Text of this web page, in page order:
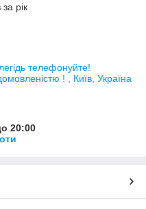
рік
телефонуйте!
! , Київ, Україна
20:00